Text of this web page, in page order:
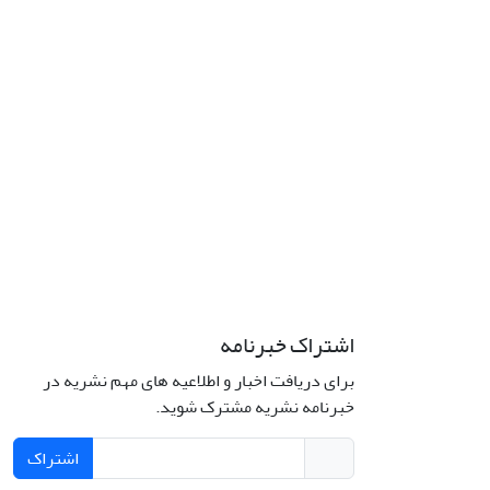
اشتراک خبرنامه
برای دریافت اخبار و اطلاعیه های مهم نشریه در
خبرنامه نشریه مشترک شوید.
اشتراک